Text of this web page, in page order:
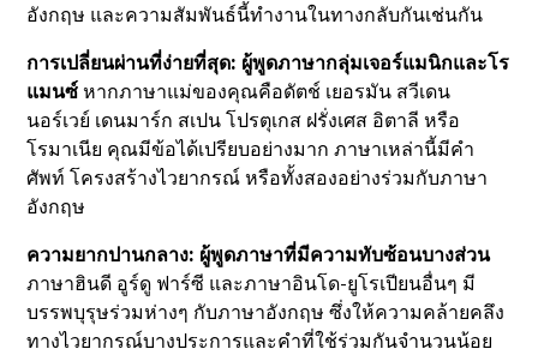
อังกฤษ และความสัมพันธ์นี้ทำงานในทางกลับกันเช่นกัน
การเปลี่ยนผ่านที่ง่ายที่สุด: ผู้พูดภาษากลุ่มเจอร์แมนิกและโร
แมนซ์ หากภาษาแม่ของคุณคือดัตช์ เยอรมัน สวีเดน
นอร์เวย์ เดนมาร์ก สเปน โปรตุเกส ฝรั่งเศส อิตาลี หรือ
โรมาเนีย คุณมีข้อได้เปรียบอย่างมาก ภาษาเหล่านี้มีคำ
ศัพท์ โครงสร้างไวยากรณ์ หรือทั้งสองอย่างร่วมกับภาษา
อังกฤษ
ความยากปานกลาง: ผู้พูดภาษาที่มีความทับซ้อนบางส่วน
ภาษาฮินดี อูร์ดู ฟาร์ซี และภาษาอินโด-ยูโรเปียนอื่นๆ มี
บรรพบุรุษร่วมห่างๆ กับภาษาอังกฤษ ซึ่งให้ความคล้ายคลึง
ทางไวยากรณ์บางประการและคำที่ใช้ร่วมกันจำนวนน้อย